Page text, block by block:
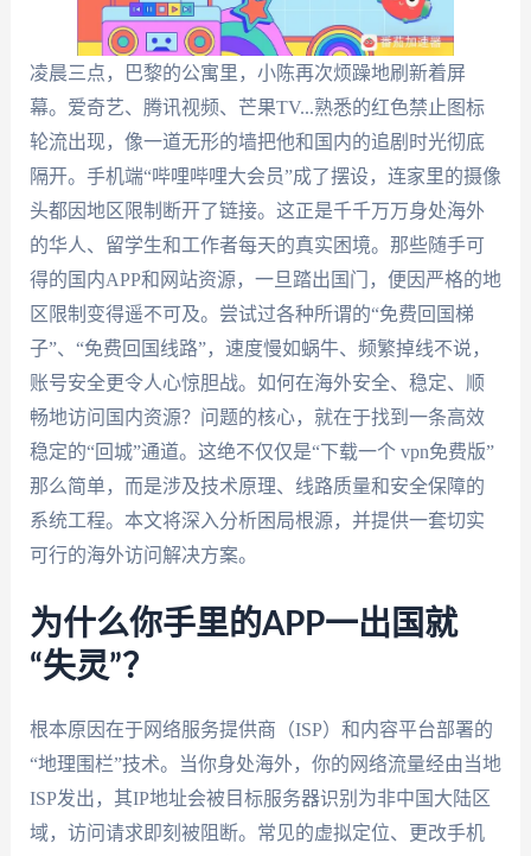
凌晨三点，巴黎的公寓里，小陈再次烦躁地刷新着屏
幕。爱奇艺、腾讯视频、芒果TV...熟悉的红色禁止图标
轮流出现，像一道无形的墙把他和国内的追剧时光彻底
隔开。手机端“哔哩哔哩大会员”成了摆设，连家里的摄像
头都因地区限制断开了链接。这正是千千万万身处海外
的华人、留学生和工作者每天的真实困境。那些随手可
得的国内APP和网站资源，一旦踏出国门，便因严格的地
区限制变得遥不可及。尝试过各种所谓的“免费回国梯
子”、“免费回国线路”，速度慢如蜗牛、频繁掉线不说，
账号安全更令人心惊胆战。如何在海外安全、稳定、顺
畅地访问国内资源？问题的核心，就在于找到一条高效
稳定的“回城”通道。这绝不仅仅是“下载一个 vpn免费版”
那么简单，而是涉及技术原理、线路质量和安全保障的
系统工程。本文将深入分析困局根源，并提供一套切实
可行的海外访问解决方案。
为什么你手里的APP一出国就
“失灵”？
根本原因在于网络服务提供商（ISP）和内容平台部署的
“地理围栏”技术。当你身处海外，你的网络流量经由当地
ISP发出，其IP地址会被目标服务器识别为非中国大陆区
域，访问请求即刻被阻断。常见的虚拟定位、更改手机